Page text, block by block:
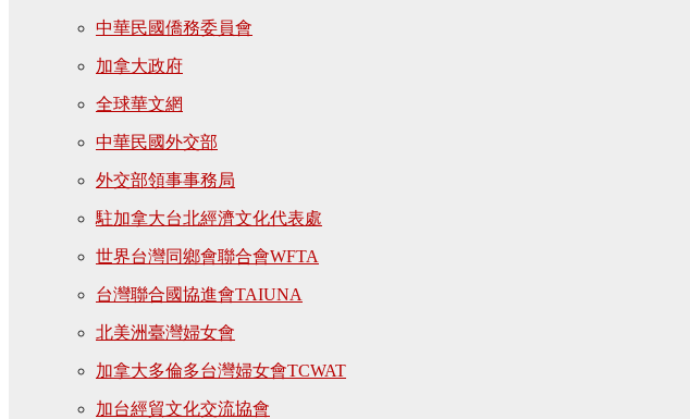
中華民國僑務委員會
加拿大政府
全球華文網
中華民國外交部
外交部領事事務局
駐加拿大台北經濟文化代表處
世界台灣同鄉會聯合會WFTA
台灣聯合國協進會TAIUNA
北美洲臺灣婦女會
加拿大多倫多台灣婦女會TCWAT
加台經貿文化交流協會